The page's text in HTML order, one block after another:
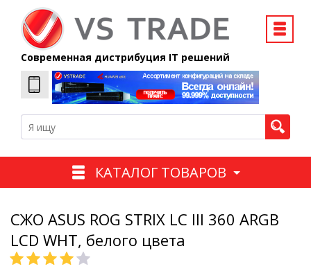
Современная дистрибуция IT решений
КАТАЛОГ ТОВАРОВ
СЖО ASUS ROG STRIX LC III 360 ARGB
LCD WHT, белого цвета